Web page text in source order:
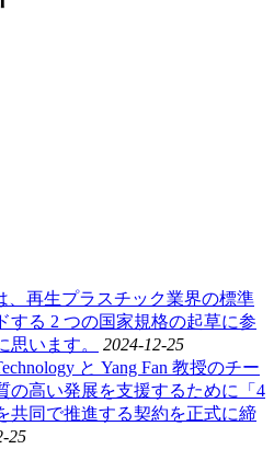
、再生プラスチック業界の標準
する 2 つの国家規格の起草に参
思います。
2024-12-25
と Yang Fan 教授のチー
の高い発展を支援するために「4
共同で推進する契約を正式に締
25